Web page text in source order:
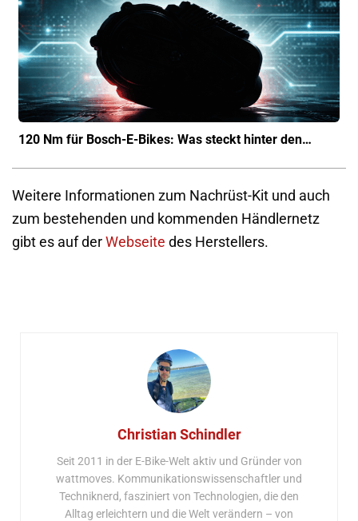
120 Nm für Bosch-E-Bikes: Was steckt hinter den…
Weitere Informationen zum Nachrüst-Kit und auch
zum bestehenden und kommenden Händlernetz
gibt es auf der Webseite des Herstellers.
Christian Schindler
Seit 2011 in der E-Bike-Welt aktiv und Gründer von
wattmoves. Kommunikationswissenschaftler und
Techniknerd, fasziniert von Technologien, die den
Alltag erleichtern und die Welt verändern – von